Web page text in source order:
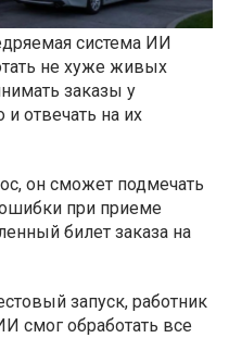
система ИИ
не хуже живых
заказы у
отвечать на их
он сможет подмечать
при приеме
билет заказа на
запуск, работник
смог обработать все